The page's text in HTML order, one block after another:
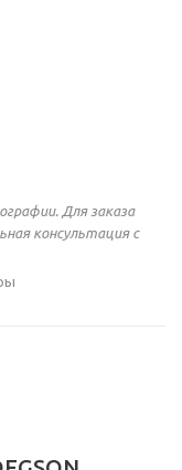
Для заказа
консультация с